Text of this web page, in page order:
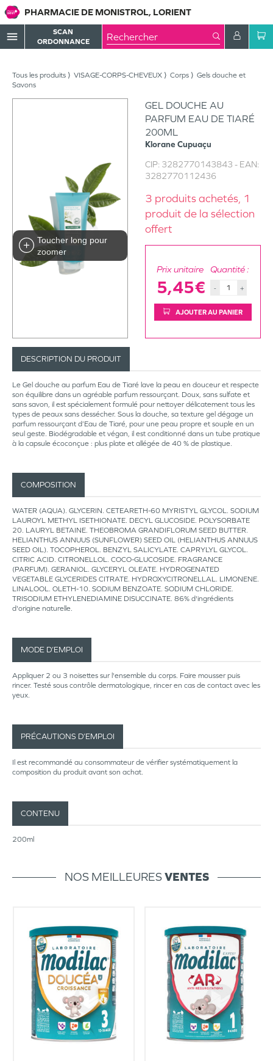
PHARMACIE DE MONISTROL, LORIENT
menu
SCAN
ORDONNANCE
Tous les produits VISAGE-CORPS-CHEVEUX Corps
Gels douche et
Savons
Toucher long pour
zoomer
GEL DOUCHE AU
PARFUM EAU DE TIARÉ
200ML
KloraneCupuaçu
CIP: 3282770143843 - EAN:
3282770112436
3 produits achetés, 1
produit de la sélection
offert
Prix unitaire
5,45€
Quantité :
- +
AJOUTER AU PANIER
DESCRIPTION DU PRODUIT
Le Gel douche au parfum Eau de Tiaré lave la peau en douceur et respecte
son équilibre dans un agréable parfum ressourçant. Doux, sans sulfate et
sans savon, il est spécialement formulé pour nettoyer délicatement tous les
types de peaux sans dessécher. Sous la douche, sa texture gel dégage un
parfum ressourçant d’Eau de Tiaré, pour une peau propre et souple en un
seul geste. Biodégradable et végan, il est conditionné dans un tube pratique
à la capsule écoconçue : plus plate et allégée de 40 % de plastique.
COMPOSITION
WATER (AQUA). GLYCERIN. CETEARETH-60 MYRISTYL GLYCOL. SODIUM
LAUROYL METHYL ISETHIONATE. DECYL GLUCOSIDE. POLYSORBATE
20. LAURYL BETAINE. THEOBROMA GRANDIFLORUM SEED BUTTER.
HELIANTHUS ANNUUS (SUNFLOWER) SEED OIL (HELIANTHUS ANNUUS
SEED OIL). TOCOPHEROL. BENZYL SALICYLATE. CAPRYLYL GLYCOL.
CITRIC ACID. CITRONELLOL. COCO-GLUCOSIDE. FRAGRANCE
(PARFUM). GERANIOL. GLYCERYL OLEATE. HYDROGENATED
VEGETABLE GLYCERIDES CITRATE. HYDROXYCITRONELLAL. LIMONENE.
LINALOOL. OLETH-10. SODIUM BENZOATE. SODIUM CHLORIDE.
TRISODIUM ETHYLENEDIAMINE DISUCCINATE. 86% d'ingrédients
d'origine naturelle.
MODE D’EMPLOI
Appliquer 2 ou 3 noisettes sur l'ensemble du corps. Faire mousser puis
rincer. Testé sous contrôle dermatologique, rincer en cas de contact avec les
yeux.
PRÉCAUTIONS D’EMPLOI
Il est recommandé au consommateur de vérifier systématiquement la
composition du produit avant son achat.
CONTENU
200ml
NOS MEILLEURESVENTES